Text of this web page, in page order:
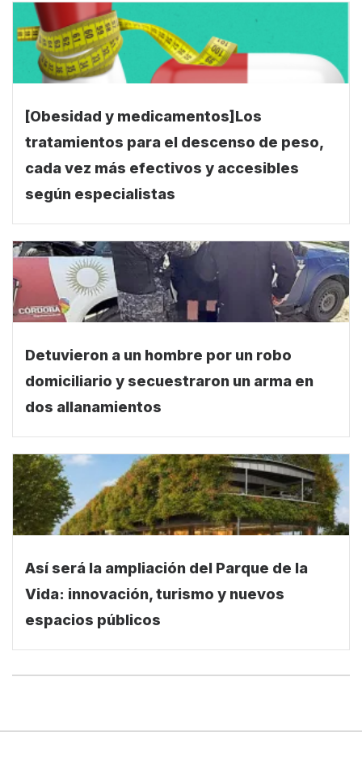
[Obesidad y medicamentos]Los
tratamientos para el descenso de peso,
cada vez más efectivos y accesibles
según especialistas
Detuvieron a un hombre por un robo
domiciliario y secuestraron un arma en
dos allanamientos
Así será la ampliación del Parque de la
Vida: innovación, turismo y nuevos
espacios públicos